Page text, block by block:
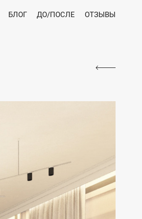
БЛОГ ДО/ПОСЛЕ ОТЗЫВЫ